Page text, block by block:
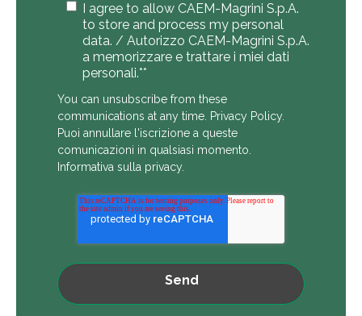
I agree to allow CAEM-Magrini S.p.A.
to store and process my personal
data. / Autorizzo CAEM-Magrini S.p.A.
a memorizzare e trattare i miei dati
personali.**
You can unsubscribe from these
communications at any time. Privacy Policy.
Puoi annullare l'iscrizione a queste
comunicazioni in qualsiasi momento.
Informativa sulla privacy.